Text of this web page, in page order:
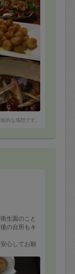
ただき、あ
評でした。
いにより減
ただいたの
的な感想です。
生面のこと
の台所もキ
心してお願
てしっかり
ございまし
ます‼︎